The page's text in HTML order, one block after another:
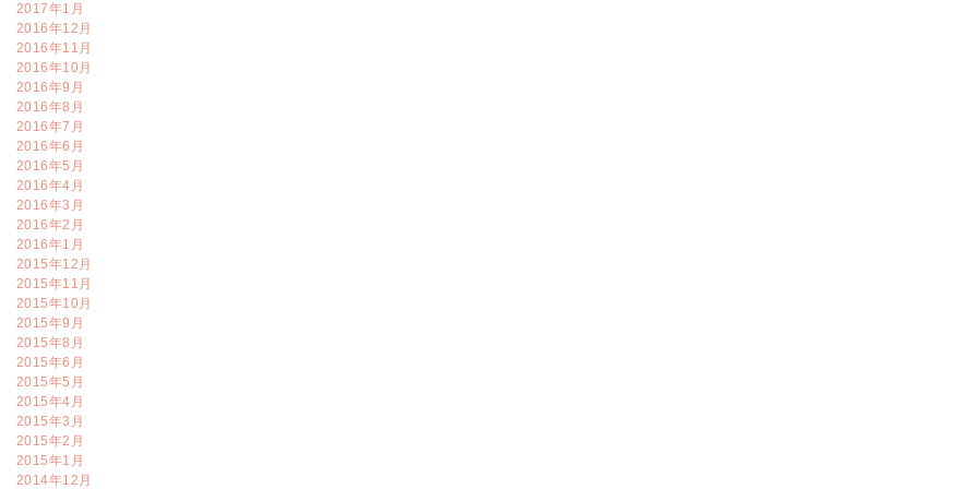
2017年1月
2016年12月
2016年11月
2016年10月
2016年9月
2016年8月
2016年7月
2016年6月
2016年5月
2016年4月
2016年3月
2016年2月
2016年1月
2015年12月
2015年11月
2015年10月
2015年9月
2015年8月
2015年6月
2015年5月
2015年4月
2015年3月
2015年2月
2015年1月
2014年12月